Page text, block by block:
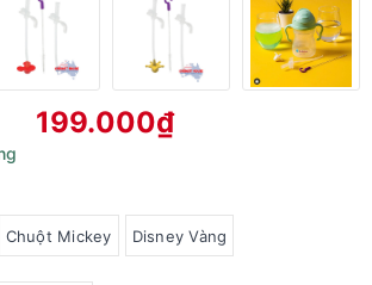
199.000₫
Chuột Mickey Disney Vàng